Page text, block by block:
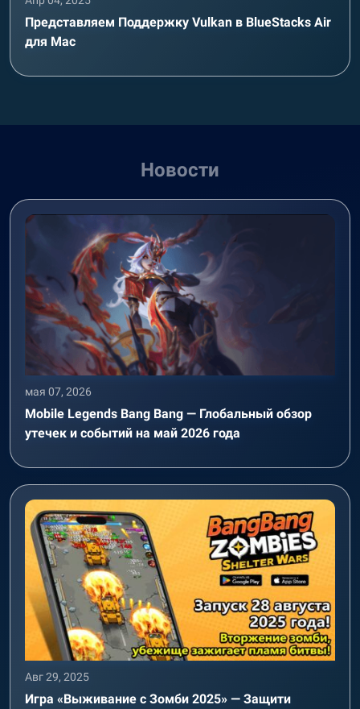
Представляем Поддержку Vulkan в BlueStacks Air
для Mac
Новости
мая 07, 2026
Mobile Legends Bang Bang — Глобальный обзор
утечек и событий на май 2026 года
Авг 29, 2025
Игра «Выживание с Зомби 2025» — Защити